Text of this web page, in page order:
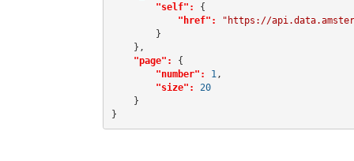
"self":
{
"href":
"https://
        }
    },
"page":
{
"number":
1 ,
"size":
20
    }
}